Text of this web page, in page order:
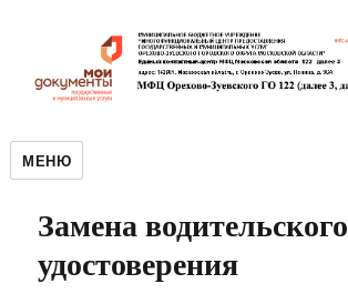
МЕНЮ
Замена водительского
удостоверения